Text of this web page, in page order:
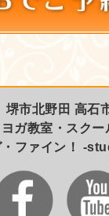
堺市北野田 高石
ヨガ教室・スクー
・ファイン！ -